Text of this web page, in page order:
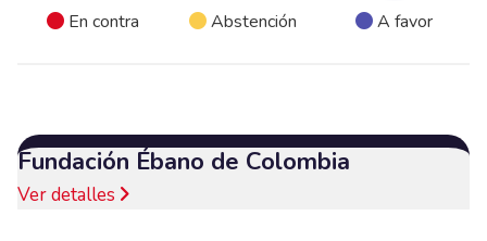
En contra Abstención A favor
Fundación Ébano de Colombia
Ver detalles